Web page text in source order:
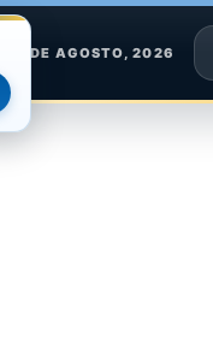
9 DE AGOSTO, 2026